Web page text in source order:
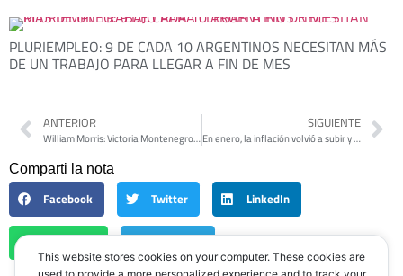
PLURIEMPLEO: 9 DE CADA 10 ARGENTINOS NECESITAN MÁS
DE UN TRABAJO PARA LLEGAR A FIN DE MES
ANTERIOR
William Morris: Victoria Montenegro localizó la vivienda donde fue secuestrada junto con sus padres por la dictadura
SIGUIENTE
En enero, la inflación volvió a subir y se ubicó en el 6 por ciento
Comparti la nota
Facebook Twitter LinkedIn
This website stores cookies on your computer. These cookies are